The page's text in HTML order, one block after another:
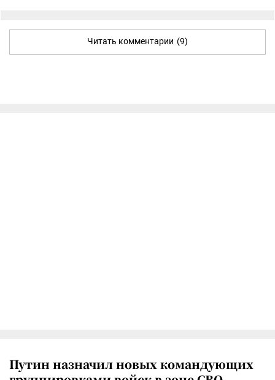
Читать комментарии (9)
Путин назначил новых командующих